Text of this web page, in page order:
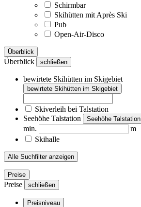
Schirmbar
Skihütten mit Après Ski
Pub
Open-Air-Disco
Überblick
Überblick schließen
bewirtete Skihütten im Skigebiet
bewirtete Skihütten im Skigebiet
Skiverleih bei Talstation
Seehöhe Talstation
Seehöhe Talstation
min.
m
Skihalle
Alle Suchfilter anzeigen
Preise
Preise schließen
Preisniveau